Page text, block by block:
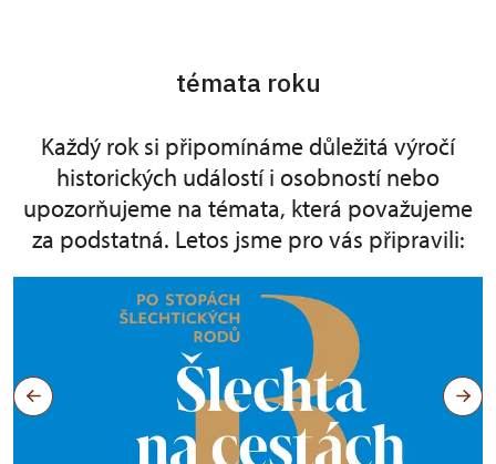
témata roku
Každý rok si připomínáme důležitá výročí
historických událostí i osobností nebo
upozorňujeme na témata, která považujeme
za podstatná. Letos jsme pro vás připravili: